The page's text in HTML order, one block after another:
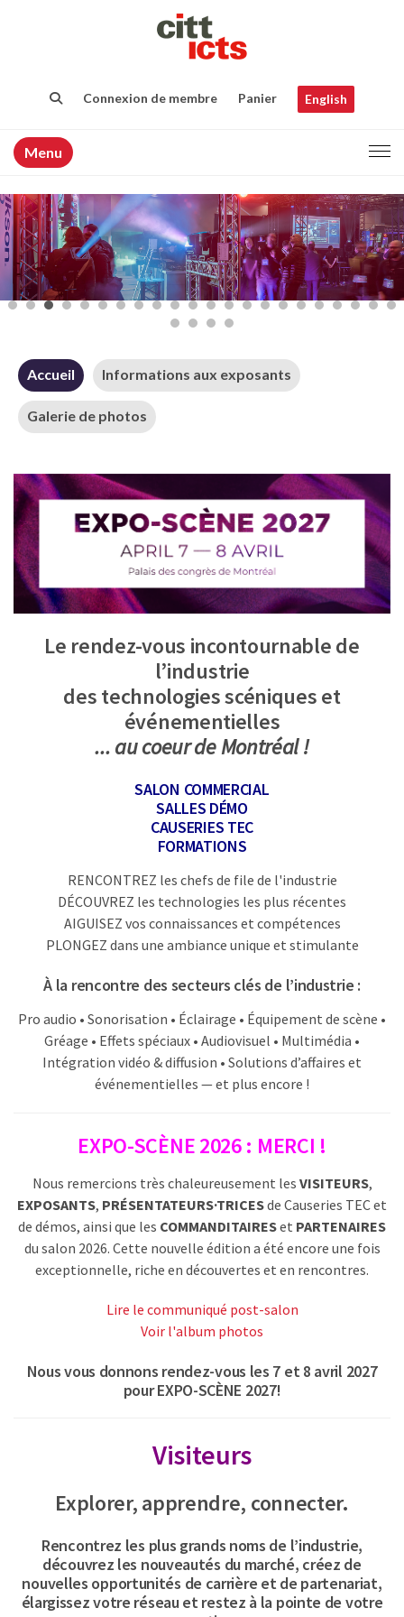
Connexion de membre Panier English
Menu
Accueil Informations aux exposants
Galerie de photos
Le rendez-vous incontournable de
l’industrie
des technologies scéniques et
événementielles
... au coeur de Montréal !
SALON COMMERCIAL
SALLES DÉMO
CAUSERIES TEC
FORMATIONS
RENCONTREZ les chefs de file de l'industrie
DÉCOUVREZ les technologies les plus récentes
AIGUISEZ vos connaissances et compétences
PLONGEZ dans une ambiance unique et stimulante
À la rencontre des secteurs clés de l’industrie :
Pro audio • Sonorisation • Éclairage • Équipement de scène •
Gréage • Effets spéciaux • Audiovisuel • Multimédia •
Intégration vidéo & diffusion • Solutions d’affaires et
événementielles — et plus encore !
EXPO-SCÈNE 2026 : MERCI !
Nous remercions très chaleureusement les VISITEURS,
EXPOSANTS, PRÉSENTATEURS·TRICESde Causeries TEC et
de démos, ainsi que les COMMANDITAIRESet PARTENAIRES
du salon 2026. Cette nouvelle édition a été encore une fois
exceptionnelle, riche en découvertes et en rencontres.
Lire le communiqué post-salon
Voir l'album photos
Nous vous donnons rendez-vous les 7 et 8 avril 2027
pour EXPO-SCÈNE 2027!
Visiteurs
Explorer, apprendre, connecter.
Rencontrez les plus grands noms de l’industrie,
découvrez les nouveautés du marché, créez de
nouvelles opportunités de carrière et de partenariat,
élargissez votre réseau et restez à la pointe de votre